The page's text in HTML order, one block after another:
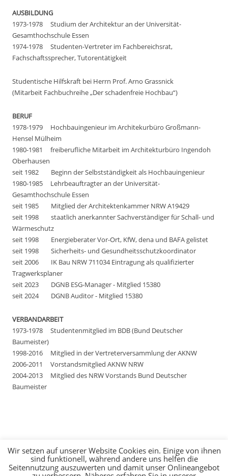
AUSBILDUNG
1973-1978 Studium der Architektur an der Universität-
Gesamthochschule Essen
1974-1978 Studenten-Vertreter im Fachbereichsrat,
Fachschaftssprecher, Tutorentätigkeit
Studentische Hilfskraft bei Herrn Prof. Arno Grassnick
(Mitarbeit Fachbuchreihe „Der schadenfreie Hochbau“)
BERUF
1978-1979 Hochbauingenieur im Architekurbüro Großmann-
Hensel Mülheim
1980-1981 freiberufliche Mitarbeit im Architekturbüro Ingendoh
Oberhausen
seit 1982 Beginn der Selbstständigkeit als Hochbauingenieur
1980-1985 Lehrbeauftragter an der Universität-
Gesamthochschule Essen
seit 1985 Mitglied der Architektenkammer NRW A19429
seit 1998 staatlich anerkannter Sachverständiger für Schall- und
Wärmeschutz
seit 1998 Energieberater Vor-Ort, KfW, dena und BAFA gelistet
seit 1998 Sicherheits- und Gesundheitsschutzkoordinator
seit2006 IK Bau NRW 711034 Eintragung als qualifizierter
Tragwerksplaner
seit 2023 DGNB ESG-Manager - Mitglied 15380
seit 2024 DGNB Auditor - Mitglied 15380
VERBANDARBEIT
1973-1978 Studentenmitglied im BDB (Bund Deutscher
Baumeister)
1998-2016 Mitglied in der Vertreterversammlung der AKNW
2006-2011 Vorstandsmitglied AKNW NRW
2004-2013 Mitglied des NRW Vorstands Bund Deutscher
Baumeister
Wir setzen auf unserer Website Cookies ein. Einige von ihnen
sind funktionell, während andere uns helfen die
Seitennutzung auszuwerten und damit unser Onlineangebot